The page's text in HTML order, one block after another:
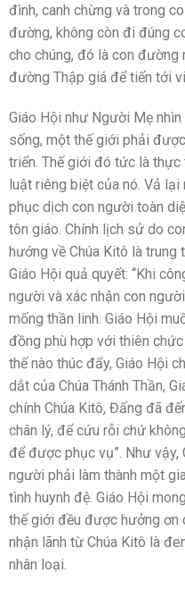
đình, canh chừng và trong
đường, không còn đi đúng
cho chúng, đó là con đường
đường Thập giá để tiến tới
Giáo Hội như Người Mẹ
sống, một thế giới phải
triển. Thế giới đó tức là
luật riêng biệt của nó. Vả
phục dịch con người toàn
tôn giáo. Chính lịch sử do
hướng về Chúa Kitô là
Giáo Hội quả quyết: “Khi
người và xác nhận con
mống thần linh. Giáo Hội
đồng phù hợp với thiên
thế nào thúc đẩy, Giáo Hội
dắt của Chúa Thánh Thần,
chính Chúa Kitô, Đấng đã
chân lý, để cứu rỗi chứ
để được phục vụ”. Như
người phải làm thành một
tình huynh đệ. Giáo Hội
thế giới đều được hưởng ơn
nhận lãnh từ Chúa Kitô là
nhân loại.